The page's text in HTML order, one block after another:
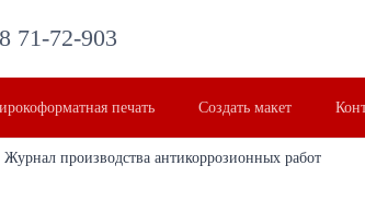
71-72-903
печать Создать макет
Журнал производства антикоррозионных работ